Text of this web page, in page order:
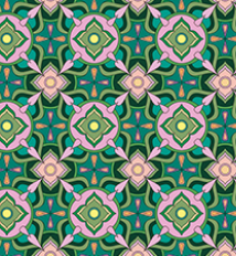
予めご了承ください。)